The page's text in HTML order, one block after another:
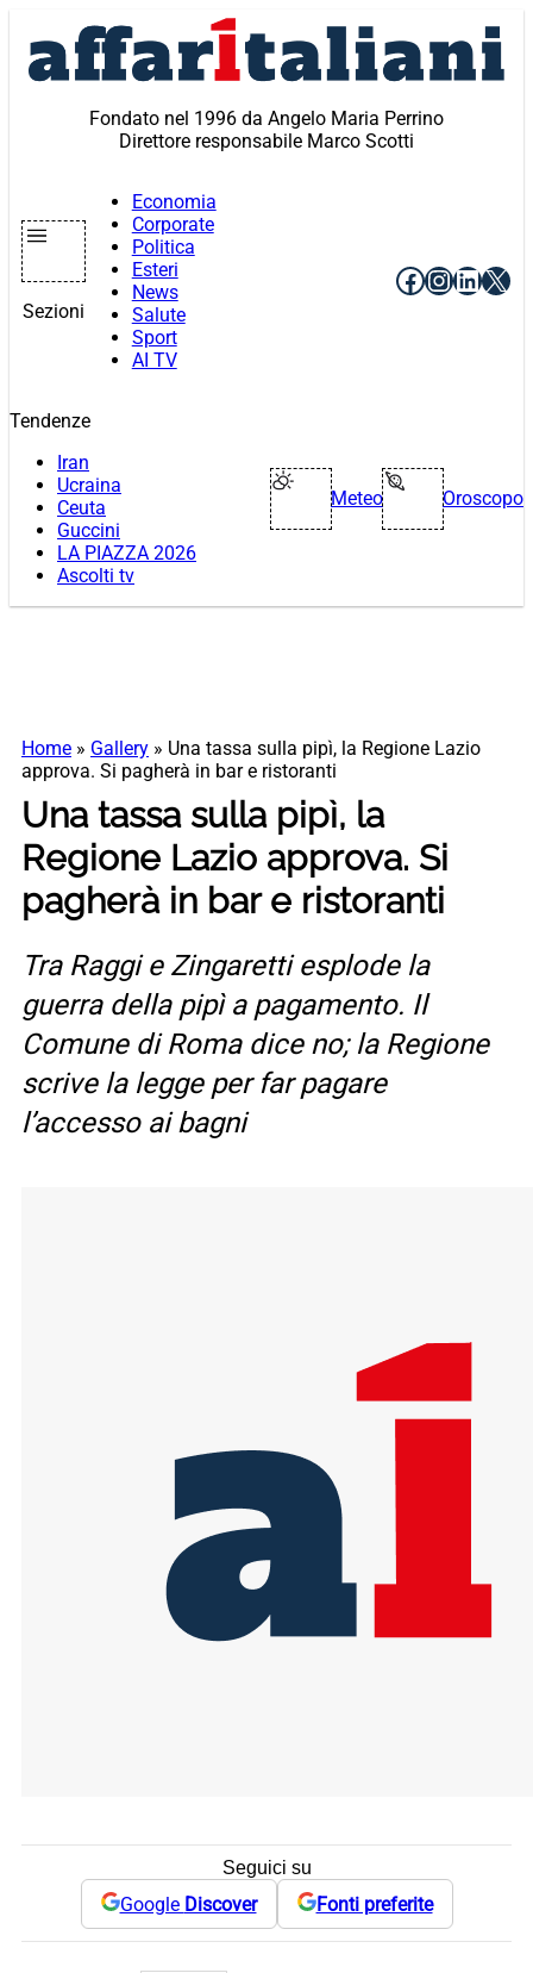
contenuto
Fondato nel 1996 da Angelo Maria Perrino
Direttore responsabile Marco Scotti
Sezioni
Economia
Corporate
Politica
Esteri
News
Salute
Sport
AI TV
Facebook
X
Tendenze
Iran
Ucraina
Ceuta
Guccini
LA PIAZZA 2026
Ascolti tv
Meteo Oroscopo
Home » Gallery » Una tassa sulla pipì, la Regione Lazio
approva. Si pagherà in bar e ristoranti
Una tassa sulla pipì, la
Regione Lazio approva. Si
pagherà in bar e ristoranti
Tra Raggi e Zingaretti esplode la
guerra della pipì a pagamento. Il
Comune di Roma dice no; la Regione
scrive la legge per far pagare
l’accesso ai bagni
Seguici su
Google Discover Fonti preferite